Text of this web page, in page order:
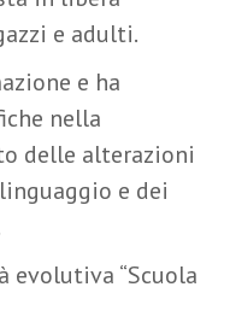
e adulti.
e ha
nella
delle alterazioni
e dei
evolutiva “Scuola